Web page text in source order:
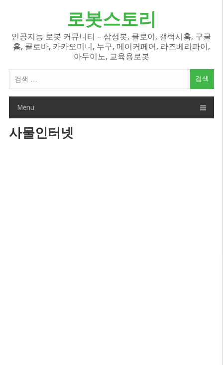
로봇스토리
인공지능 로봇 커뮤니티 – 삼성봇, 클로이, 갤럭시홈, 구글
홈, 클로바, 카카오미니, 누구, 메이커페어, 라즈베리파이,
아두이노, 교육용로봇
색
Menu
사물인터넷